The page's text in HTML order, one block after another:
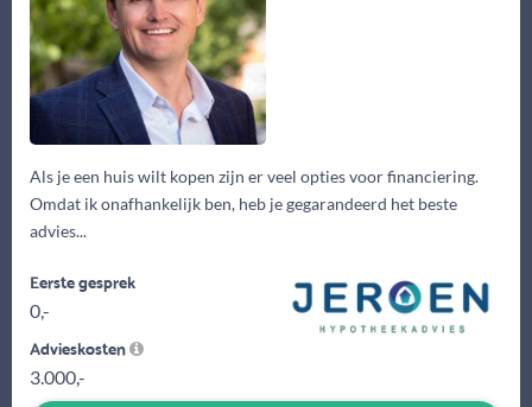
Als je een huis wilt kopen zijn er veel opties voor financiering.
Omdat ik onafhankelijk ben, heb je gegarandeerd het beste
advies...
Eerste gesprek
0,-
Advieskosten
3.000,-